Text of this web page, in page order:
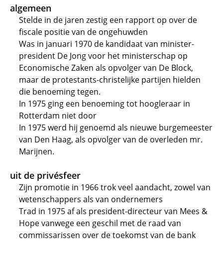
algemeen
Stelde in de jaren zestig een rapport op over de
fiscale positie van de ongehuwden
Was in januari 1970 de kandidaat van minister-
president De Jong voor het ministerschap op
Economische Zaken als opvolger van De Block,
maar de protestants-christelijke partijen hielden
die benoeming tegen.
In 1975 ging een benoeming tot hoogleraar in
Rotterdam niet door
In 1975 werd hij genoemd als nieuwe burgemeester
van Den Haag, als opvolger van de overleden mr.
Marijnen.
uit de privésfeer
Zijn promotie in 1966 trok veel aandacht, zowel van
wetenschappers als van ondernemers
Trad in 1975 af als president-directeur van Mees &
Hope vanwege een geschil met de raad van
commissarissen over de toekomst van de bank